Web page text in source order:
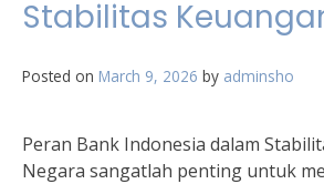
Stabilitas
Posted on March 9, 2026 by adminsho
Peran Bank Indonesia dalam
Negara sangatlah penting untuk